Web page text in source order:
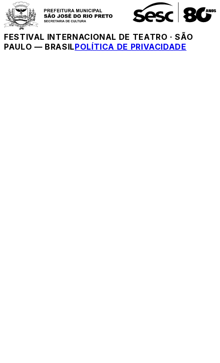
FESTIVAL INTERNACIONAL DE TEATRO ·SÃO
PAULO — BRASILPOLÍTICA DE PRIVACIDADE